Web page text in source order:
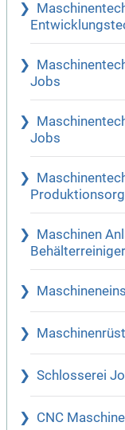
Jobs
Jobs
Maschinen
Schlosserei
CNC